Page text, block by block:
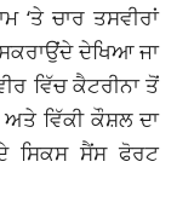
‘ਤੇ ਚਾਰ ਤਸਵੀਰਾਂ
ਦੇਖਿਆ ਜਾ
ਵਿੱਚ ਕੈਟਰੀਨਾ ਤੋਂ
ਵਿੱਕੀ ਕੌਸ਼ਲ ਦਾ
ਸਿਕਸ ਸੈਂਸ ਫੋਰਟ